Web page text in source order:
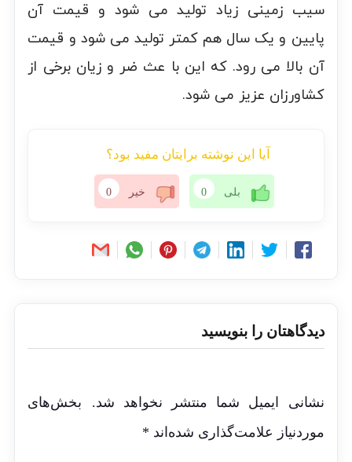
سیب زمینی زیاد تولید می شود و قیمت آن
پایین و یک سال هم کمتر تولید می شود و قیمت
آن بالا می رود. که این با عث ضر و زیان برخی از
کشاورزان عزیز می شود.
آیا این نوشته برایتان مفید بود؟
بلی 0 خیر 0
دیدگاهتان را بنویسید
نشانی ایمیل شما منتشر نخواهد شد.
بخش‌های
موردنیاز علامت‌گذاری شده‌اند *